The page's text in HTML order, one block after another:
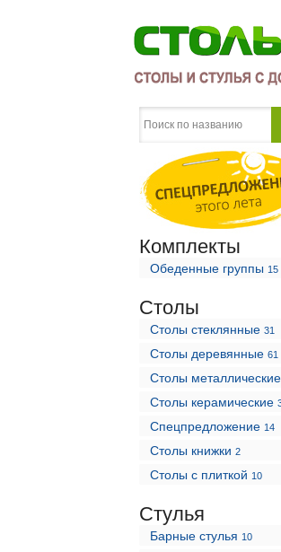
Комплекты
Обеденные группы 15
Столы
Столы стеклянные 31
Столы деревянные 61
Столы металлические
Столы керамические
Спецпредложение 14
Столы книжки 2
Столы с плиткой 10
Стулья
Барные стулья 10